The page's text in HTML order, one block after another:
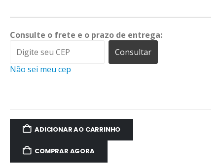
Consulte o frete e o prazo de entrega:
Consultar
Não sei meu cep
ADICIONAR AO CARRINHO
COMPRAR AGORA